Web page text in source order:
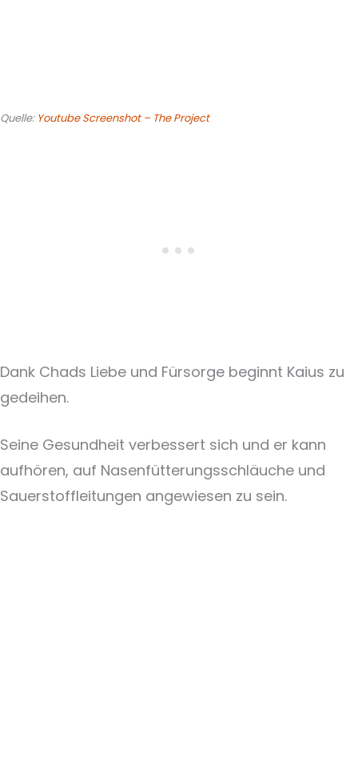
Quelle: Youtube Screenshot – The Project
Dank Chads Liebe und Fürsorge beginnt Kaius zu
gedeihen.
Seine Gesundheit verbessert sich und er kann
aufhören, auf Nasenfütterungsschläuche und
Sauerstoffleitungen angewiesen zu sein.